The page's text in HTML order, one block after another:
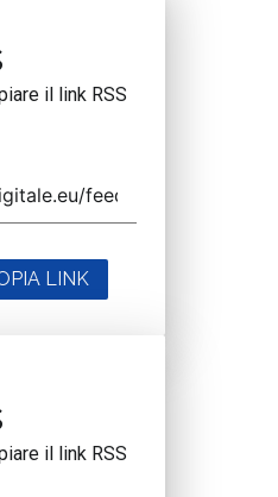
il link RSS
LINK
il link RSS